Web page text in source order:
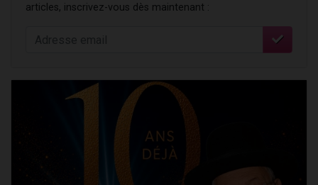
articles, inscrivez-vous dès maintenant :